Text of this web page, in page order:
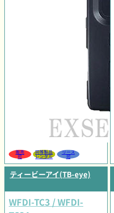
販売
可
同等製品
レンタル
リース
可
ティービーアイ(TB-eye)
WFDI-TC3 / WFDI-